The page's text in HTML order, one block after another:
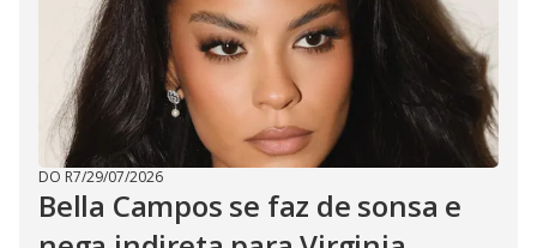
DO R7/29/07/2026
Bella Campos se faz de sonsa e